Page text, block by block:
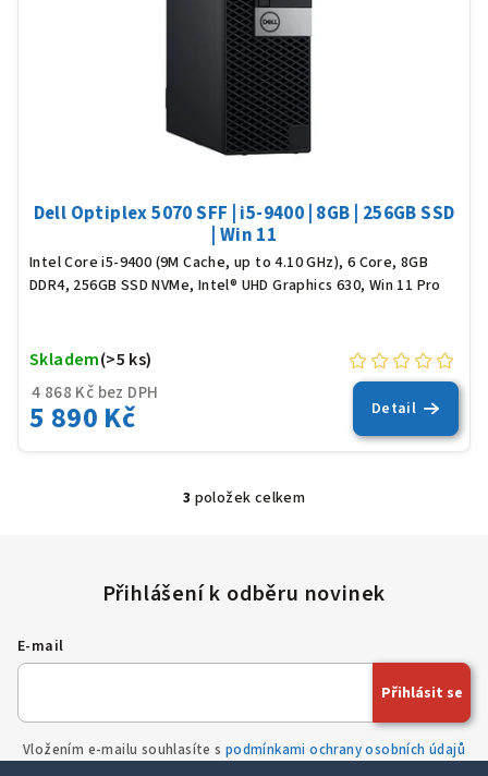
Dell Optiplex 5070 SFF | i5-9400 | 8GB | 256GB SSD
| Win 11
Intel Core i5-9400 (9M Cache, up to 4.10 GHz), 6 Core, 8GB
DDR4, 256GB SSD NVMe, Intel® UHD Graphics 630, Win 11 Pro
4 868 Kč bez DPH
5 890 Kč
Skladem(>5 ks)
Detail
O
á
d
c
v
3 položek celkem
E-mail
Vložením e-mailu souhlasíte s podmínkami ochrany osobních údajů
Přihlásit se